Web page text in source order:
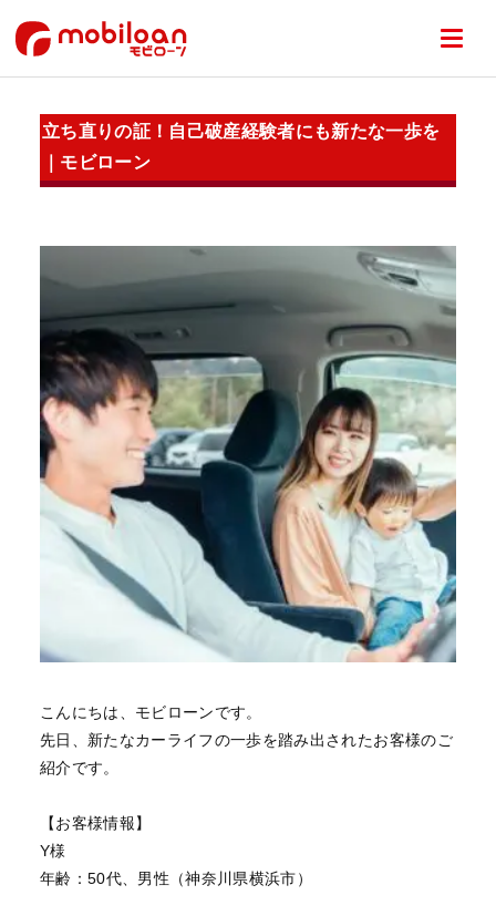
立ち直りの証！自己破産経験者にも新たな一歩を
｜モビローン
こんにちは、モビローンです。
先日、新たなカーライフの一歩を踏み出されたお客様のご
紹介です。
【お客様情報】
Y様
年齢：50代、男性（神奈川県横浜市）